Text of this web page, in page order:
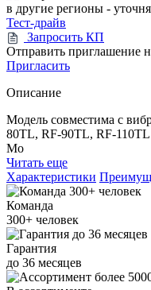
в другие регионы -
Тест-драйв
Запросить КП
Отправить приглашение
Пригласить
Описание
Модель совместима с
80TL, RF-90TL, RF-
Мо
Читать еще
Характеристики
Команда
300+ человек
Гарантия
до 36 месяцев